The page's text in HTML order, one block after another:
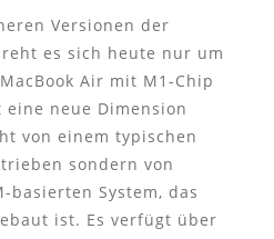
Versionen der
es sich heute nur um
Air mit M1-Chip
neue Dimension
von einem typischen
sondern von
basierten System, das
ist. Es verfügt über